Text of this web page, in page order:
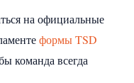
на официальные
формы TSD
команда всегда